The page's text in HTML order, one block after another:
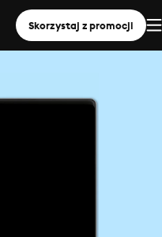
Skorzystaj z promocji